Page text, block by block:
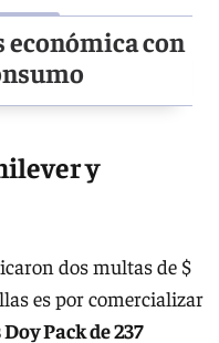
económica con
y
dos multas de $
es por comercializar
Pack de 237